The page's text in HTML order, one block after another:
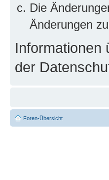
Die
Änderungen
Informationen
der
Foren-Übersicht